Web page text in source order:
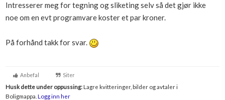
Intresserer meg for tegning og sliketing selv så det gjør ikke
noe om en evt programvare koster et par kroner.
På forhånd takk for svar.
Anbefal Siter
Husk dette under oppussing:Lagre kvitteringer, bilder og avtaler i
Boligmappa. Logg inn her